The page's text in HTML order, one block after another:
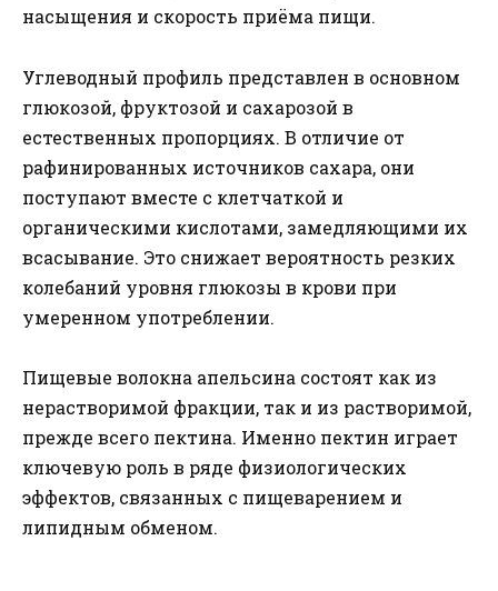
насыщения и скорость приёма пищи.
Углеводный профиль представлен в основном
глюкозой, фруктозой и сахарозой в
естественных пропорциях. В отличие от
рафинированных источников сахара, они
поступают вместе с клетчаткой и
органическими кислотами, замедляющими их
всасывание. Это снижает вероятность резких
колебаний уровня глюкозы в крови при
умеренном употреблении.
Пищевые волокна апельсина состоят как из
нерастворимой фракции, так и из растворимой,
прежде всего пектина. Именно пектин играет
ключевую роль в ряде физиологических
эффектов, связанных с пищеварением и
липидным обменом.